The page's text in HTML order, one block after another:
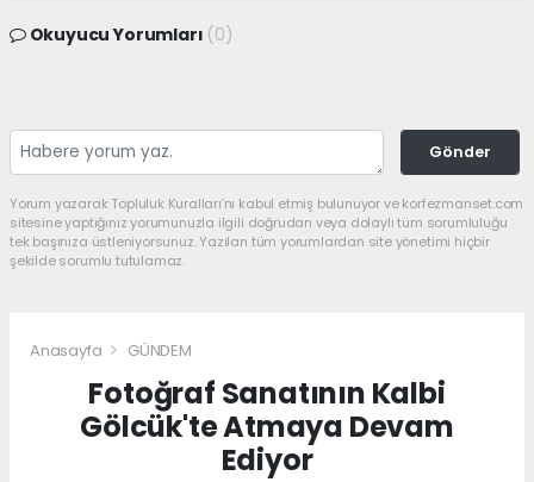
Okuyucu Yorumları (0)
Gönder
Yorum yazarak Topluluk Kuralları’nı kabul etmiş bulunuyor ve korfezmanset.com
sitesine yaptığınız yorumunuzla ilgili doğrudan veya dolaylı tüm sorumluluğu
tek başınıza üstleniyorsunuz. Yazılan tüm yorumlardan site yönetimi hiçbir
şekilde sorumlu tutulamaz.
Anasayfa GÜNDEM
Fotoğraf Sanatının Kalbi
Gölcük'te Atmaya Devam
Ediyor